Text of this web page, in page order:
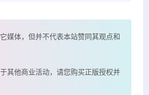
媒体，但并不代表本站赞同其观点和
其他商业活动，请您购买正版授权并